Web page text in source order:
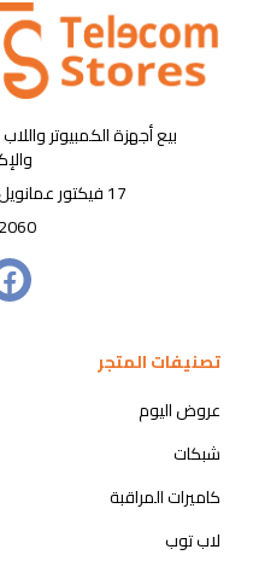
بيع أجهزة الكمبيوتر
17 فيكتور عمانويل - سموحة - الأسكندرية
تصنيفات المتجر
عروض اليوم
شبكات
كاميرات المراقبة
لاب توب